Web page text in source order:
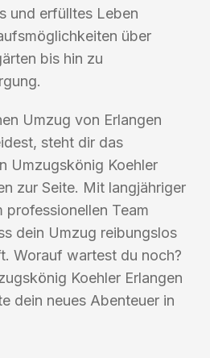
und erfülltes Leben
über
bis hin zu
Umzug von Erlangen
steht dir das
Umzugskönig Koehler
zur Seite. Mit langjähriger
professionellen Team
dein Umzug reibungslos
Worauf wartest du noch?
Koehler Erlangen
dein neues Abenteuer in